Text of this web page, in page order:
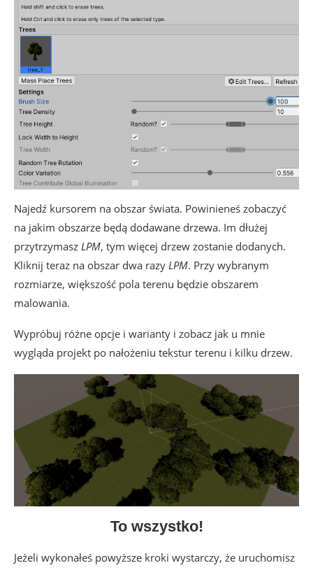
Najedź kursorem na obszar świata. Powinieneś zobaczyć
na jakim obszarze będą dodawane drzewa. Im dłużej
przytrzymasz LPM, tym więcej drzew zostanie dodanych.
Kliknij teraz na obszar dwa razy LPM. Przy wybranym
rozmiarze, większość pola terenu będzie obszarem
malowania.
Wypróbuj różne opcje i warianty i zobacz jak u mnie
wygląda projekt po nałożeniu tekstur terenu i kilku drzew.
To wszystko!
Jeżeli wykonałeś powyższe kroki wystarczy, że uruchomisz